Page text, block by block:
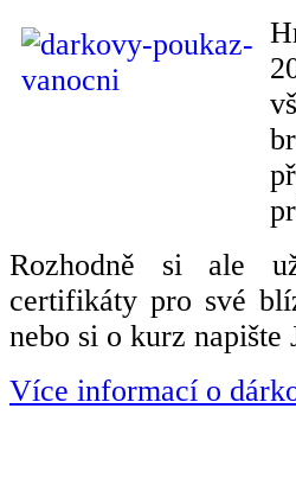
Rozhodně si ale
certifikáty pro své
nebo si o kurz napište
Více informací o